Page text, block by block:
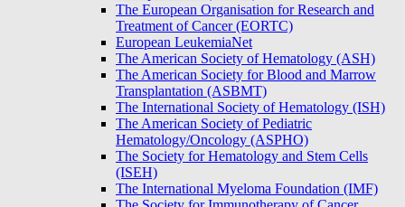
The European Organisation for Research and
Treatment of Cancer (EORTC)
European LeukemiaNet
The American Society of Hematology (ASH)
The American Society for Blood and Marrow
Transplantation (ASBMT)
The International Society of Hematology (ISH)
The American Society of Pediatric
Hematology/Oncology (ASPHO)
The Society for Hematology and Stem Cells
(ISEH)
The International Myeloma Foundation (IMF)